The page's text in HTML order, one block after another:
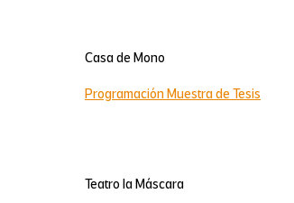
Casa de Mono
Programación Muestra de Tesis
Teatro la Máscara